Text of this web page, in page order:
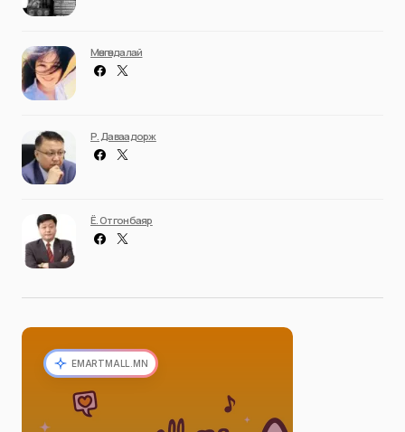
Мөнгөндалай
Р. Даваадорж
Ё. Отгонбаяр
EMARTMALL.MN